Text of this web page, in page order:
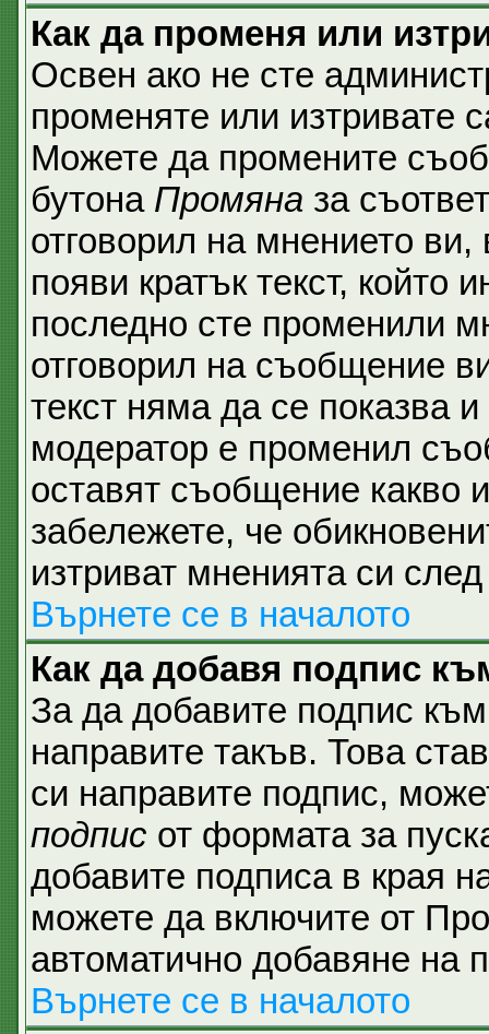
Как да променя или
Освен ако не сте
променяте или изтривате
Можете да промените
бутона Промяна за
отговорил на мнението
появи кратък текст, който
последно сте променили
отговорил на съобщение
текст няма да се показва
модератор е променил
оставят съобщение
забележете, че
изтриват мненията си
Върнете се в началото
Как да добавя подпис
За да добавите подпис
направите такъв. Това
си направите подпис,
подпис от формата за
добавите подписа в края
можете да включите от
автоматично добавяне на
Върнете се в началото